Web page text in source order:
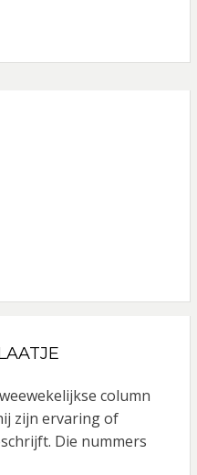
column
zijn ervaring of
Die nummers